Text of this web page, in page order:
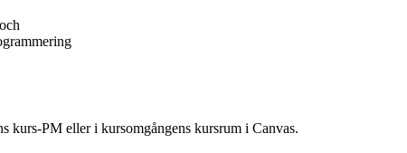
kurs-PM eller i kursomgångens kursrum i Canvas.